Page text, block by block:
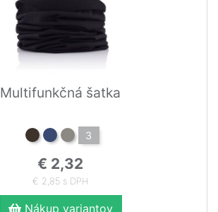
Multifunkčná šatka
3
€ 2,32
€ 2,85 s DPH
Nákup variantov